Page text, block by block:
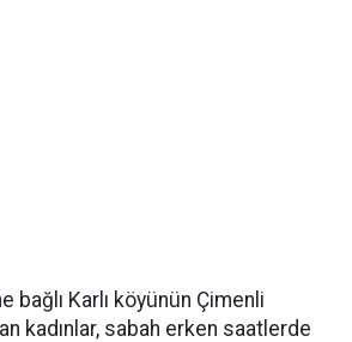
bağlı Karlı köyünün Çimenli
kadınlar, sabah erken saatlerde